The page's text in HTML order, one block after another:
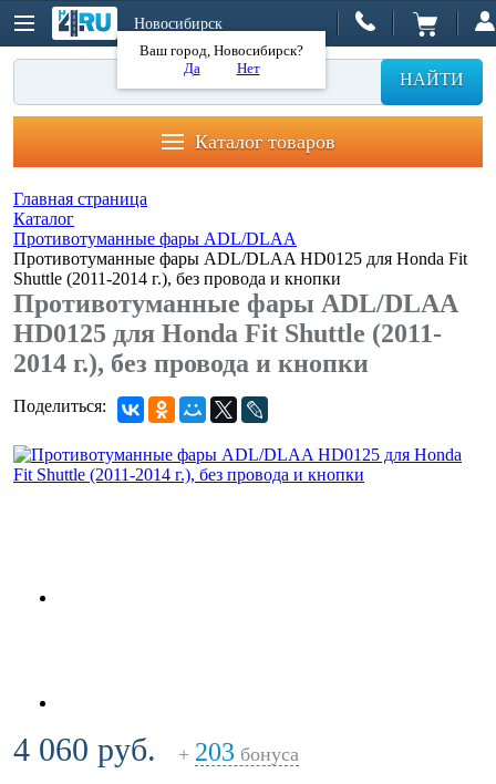
Новосибирск
Ваш город, Новосибирск?
Да
Нет
НАЙТИ
Каталог товаров
Главная страница
Каталог
Противотуманные фары ADL/DLAA
Противотуманные фары ADL/DLAA HD0125 для Honda Fit
Shuttle (2011-2014 г.), без провода и кнопки
Противотуманные фары ADL/DLAA
HD0125 для Honda Fit Shuttle (2011-
2014 г.), без провода и кнопки
Поделиться:
4 060 руб. + 203 бонуса